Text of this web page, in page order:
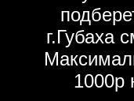
г.Губаха
1000р